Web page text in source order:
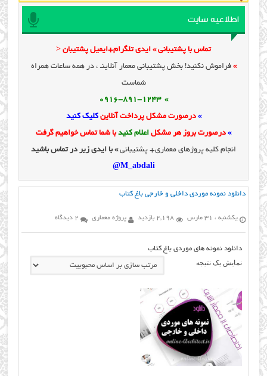
اطلاعیه سایت
تماس با پشتیبانی » ایدی تلگرام+ایمیل پشتیبان <
» فراموش نکنید! بخش پشتیبانی معمار آنلاینـ ، در همه ساعات همراه
شماست
» 0916-891-1243
» درصورت مشکل پرداخت آنلاینکلیک کنید
» درصورت بروز هر مشکل اعلام کنیدبا شما تماس خواهیم گرفت
انجام کلیه پروژهای معماری+ پشتیبانی» با ایدی زیر در تماس باشید
M_abdali@
دانلود نمونه موردی داخلی و خارجی باغ کتاب
یکشنبه ، 31 مارس 2,198 بازدید پروژه معماری 2 دیدگاه
دانلود نمونه های موردی باغ کتاب
نمایش یک نتیجه